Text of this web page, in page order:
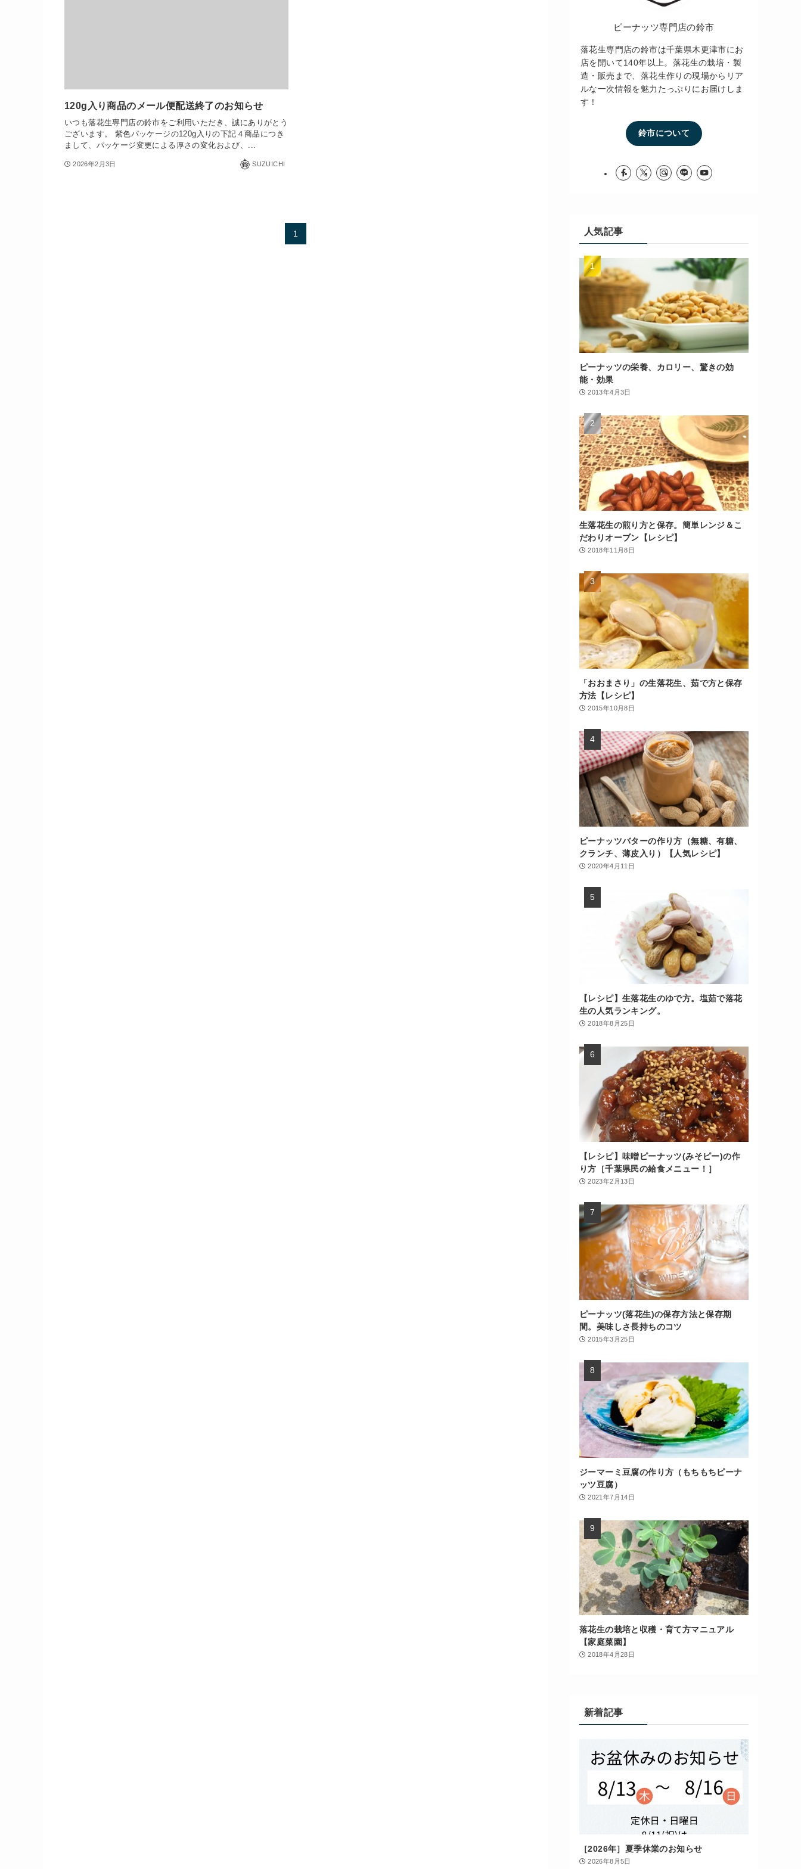
120g入り商品のメール便配送終了のお知らせ
いつも落花生専門店の鈴市をご利用いただき、誠にありがとう
ございます。 紫色パッケージの120g入りの下記４商品につき
まして、パッケージ変更による厚さの変化および、...
2026年2月3日 SUZUICHI
1
ピーナッツ専門店の鈴市
落花生専門店の鈴市は千葉県木更津市にお
店を開いて140年以上。落花生の栽培・製
造・販売まで、落花生作りの現場からリア
ルな一次情報を魅力たっぷりにお届けしま
す！
鈴市について
人気記事
ピーナッツの栄養、カロリー、驚きの効
能・効果
2013年4月3日
生落花生の煎り方と保存。簡単レンジ＆こ
だわりオーブン【レシピ】
2018年11月8日
「おおまさり」の生落花生、茹で方と保存
方法【レシピ】
2015年10月8日
ピーナッツバターの作り方（無糖、有糖、
クランチ、薄皮入り）【人気レシピ】
2020年4月11日
【レシピ】生落花生のゆで方。塩茹で落花
生の人気ランキング。
2018年8月25日
【レシピ】味噌ピーナッツ(みそピー)の作
り方［千葉県民の給食メニュー！］
2023年2月13日
ピーナッツ(落花生)の保存方法と保存期
間。美味しさ長持ちのコツ
2015年3月25日
ジーマーミ豆腐の作り方（もちもちピーナ
ッツ豆腐）
2021年7月14日
落花生の栽培と収穫・育て方マニュアル
【家庭菜園】
2018年4月28日
新着記事
［2026年］夏季休業のお知らせ
2026年8月5日